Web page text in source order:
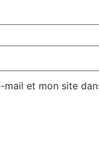
mail et mon site